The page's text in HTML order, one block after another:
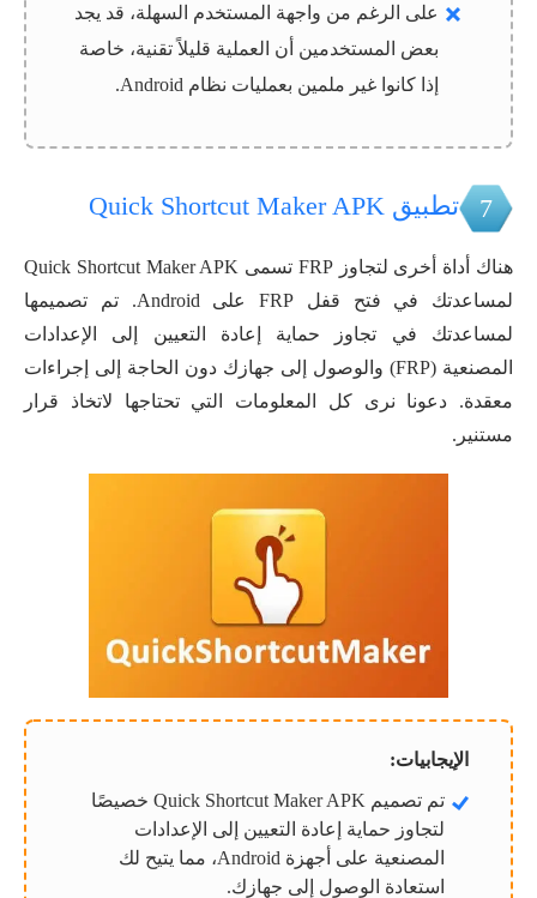
على الرغم من واجهة المستخدم السهلة، قد يجد
بعض المستخدمين أن العملية قليلاً تقنية، خاصة
إذا كانوا غير ملمين بعمليات نظام Android.
7 تطبيق Quick Shortcut Maker APK
هناك أداة أخرى لتجاوز FRP تسمى Quick Shortcut Maker APK
لمساعدتك في فتح قفل FRP على Android. تم تصميمها
لمساعدتك في تجاوز حماية إعادة التعيين إلى الإعدادات
المصنعية (FRP) والوصول إلى جهازك دون الحاجة إلى إجراءات
معقدة. دعونا نرى كل المعلومات التي تحتاجها لاتخاذ قرار
مستنير.
الإيجابيات:
تم تصميم Quick Shortcut Maker APK خصيصًا
لتجاوز حماية إعادة التعيين إلى الإعدادات
المصنعية على أجهزة Android، مما يتيح لك
استعادة الوصول إلى جهازك.